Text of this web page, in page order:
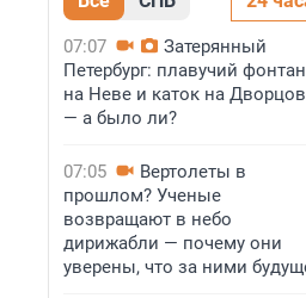
07:07
Затерянный
Петербург: плавучий фонтан
на Неве и каток на
— а было ли?
07:05
Вертолеты в
прошлом? Ученые
возвращают в небо
дирижабли — почему они
уверены, что за ними